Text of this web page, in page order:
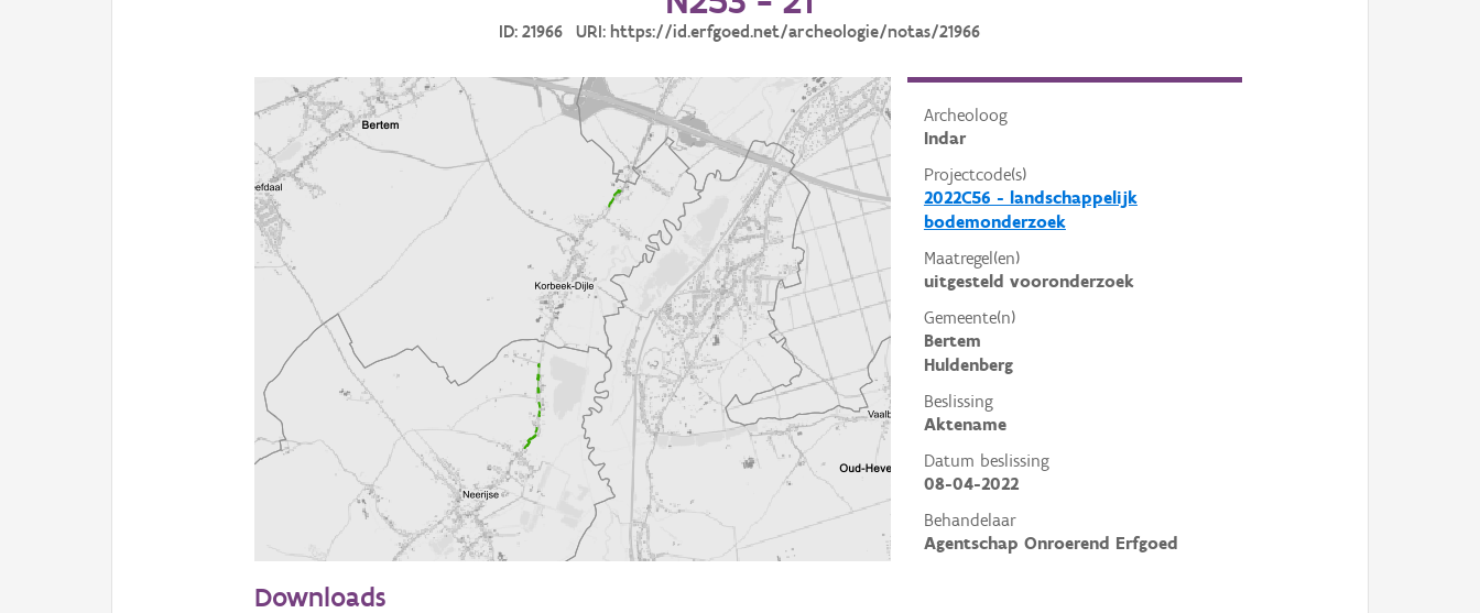
ID: 21966 URI: https://id.erfgoed.net/archeologie/notas/21966
Archeoloog
Indar
Projectcode(s)
2022C56 - landschappelijk
bodemonderzoek
Maatregel(en)
uitgesteld vooronderzoek
Gemeente(n)
Bertem
Huldenberg
Beslissing
Aktename
Datum beslissing
08-04-2022
Behandelaar
Agentschap Onroerend Erfgoed
Informatie Vlaanderen
Downloads